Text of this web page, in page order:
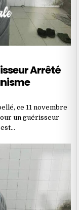
Arrêté
ce 11 novembre
un guérisseur